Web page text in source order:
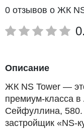
0 отзывов о ЖК
Описание
ЖК NS Tower —
премиум-класса
Сейфуллина, 580.
застройщик «NS-